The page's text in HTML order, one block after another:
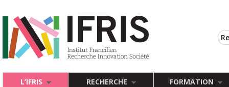
L’IFRIS RECHERCHE FORMATION